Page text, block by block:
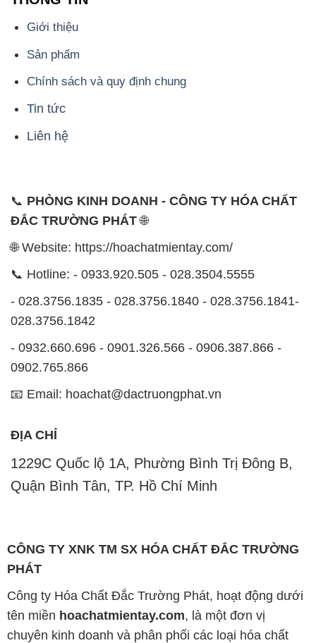
Giới thiệu
Sản phẩm
Chính sách và quy định chung
Tin tức
Liên hệ
📞 PHÒNG KINH DOANH - CÔNG TY HÓA CHẤT
ĐẮC TRƯỜNG PHÁT🌐
🌐 Website: https://hoachatmientay.com/
📞 Hotline: - 0933.920.505 - 028.3504.5555
- 028.3756.1835 - 028.3756.1840 - 028.3756.1841-
028.3756.1842
- 0932.660.696 - 0901.326.566 - 0906.387.866 -
0902.765.866
📧 Email: hoachat@dactruongphat.vn
ĐỊA CHỈ
1229C Quốc lộ 1A, Phường Bình Trị Đông B,
Quận Bình Tân, TP. Hồ Chí Minh
CÔNG TY XNK TM SX HÓA CHẤT ĐẮC TRƯỜNG
PHÁT
Công ty Hóa Chất Đắc Trường Phát, hoạt động dưới
tên miền hoachatmientay.com, là một đơn vị
chuyên kinh doanh và phân phối các loại hóa chất